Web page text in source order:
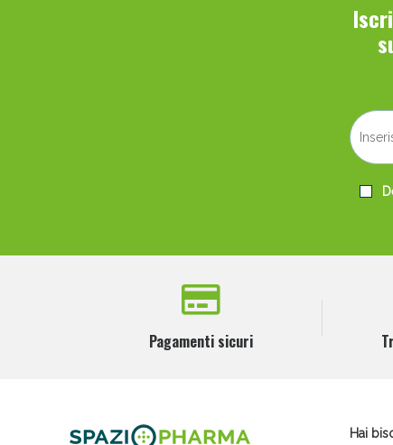
Pagamenti sicuri
Hai